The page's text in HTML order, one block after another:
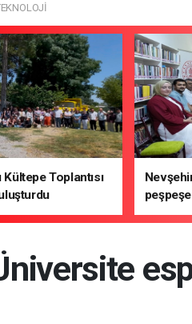
Toplantısı
peşpeşe